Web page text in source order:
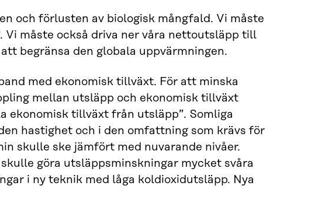
och förlusten av biologisk mångfald. Vi måste
måste också driva ner våra nettoutsläpp till
begränsa den globala uppvärmningen.
med ekonomisk tillväxt. För att minska
mellan utsläpp och ekonomisk tillväxt
ekonomisk tillväxt från utsläpp”. Somliga
hastighet och i den omfattning som krävs för
skulle ske jämfört med nuvarande nivåer.
göra utsläppsminskningar mycket svåra
i ny teknik med låga koldioxidutsläpp. Nya